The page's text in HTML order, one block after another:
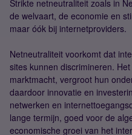
Strikte netneutraliteit zoals in
de welvaart, de economie en
maar óók bij internetproviders.
Netneutraliteit voorkomt dat
sites kunnen discrimineren.
marktmacht, vergroot hun
daardoor innovatie en
netwerken en
lange termijn, goed voor de
economische groei van het